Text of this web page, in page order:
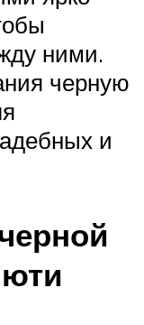
ними.
черную
и